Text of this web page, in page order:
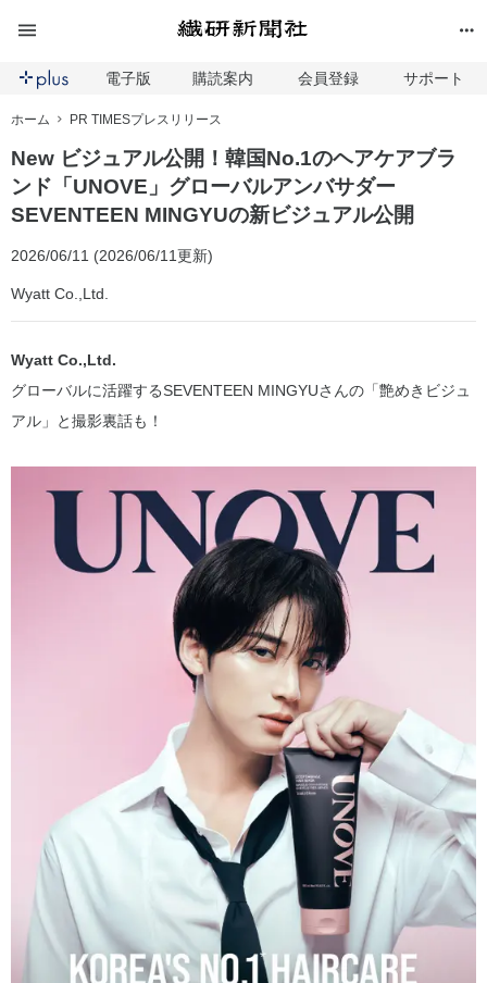
電子版 購読案内 会員登録 サポート
ホーム PR TIMESプレスリリース
New ビジュアル公開！韓国No.1のヘアケアブラ
ンド「UNOVE」グローバルアンバサダー
SEVENTEEN MINGYUの新ビジュアル公開
2026/06/11 (2026/06/11更新)
Wyatt Co.,Ltd.
Wyatt Co.,Ltd.
グローバルに活躍するSEVENTEEN MINGYUさんの「艶めきビジュ
アル」と撮影裏話も！